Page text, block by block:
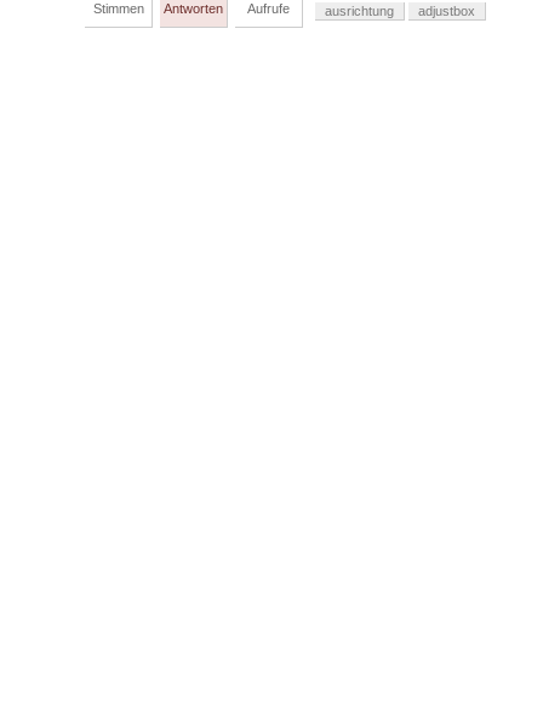
Stimmen Antworten Aufrufe ausrichtung adjustbox